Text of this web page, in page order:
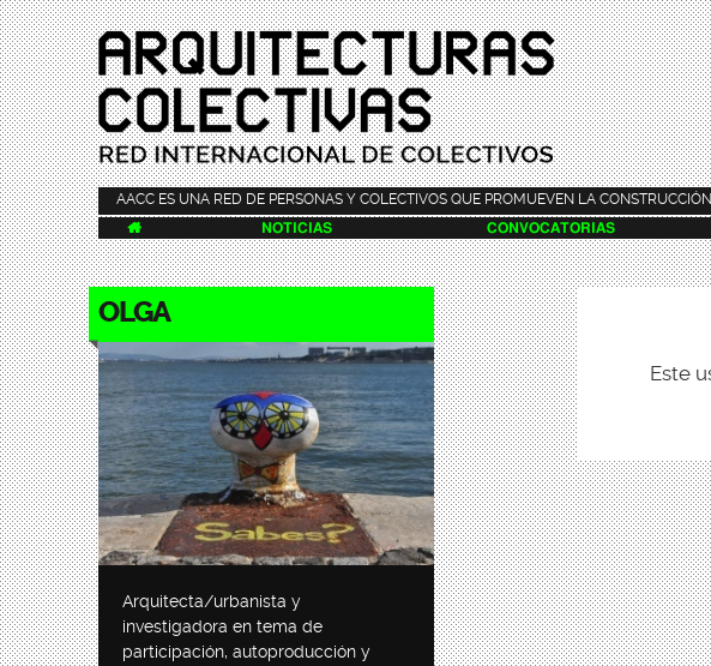
AACC ES UNA RED DE PERSONAS Y COLECTIVOS QUE PROMUEVEN LA
 NOTICIAS CONVOCATORIAS
OLGA
Arquitecta/urbanista y
investigadora en tema de
participación, autoproducción y
Este